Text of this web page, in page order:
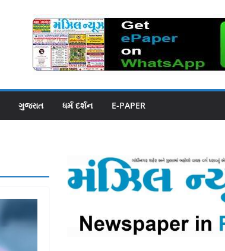
ગુજરાત ધર્મ દર્શન E-PAPER